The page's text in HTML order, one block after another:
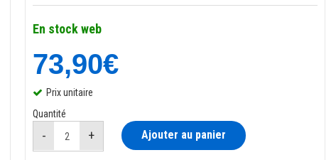
En stock web
73,90€
Prix unitaire
Quantité
Ajouter au panier